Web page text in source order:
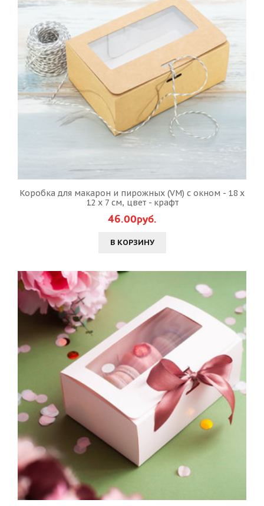
Коробка для макарон и пирожных (VM) с окном - 18 х
12 х 7 см, цвет - крафт
46.00руб.
В КОРЗИНУ